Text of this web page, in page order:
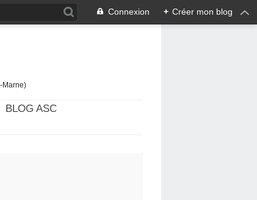
Connexion + Créer mon blog
Marne)
BLOG ASC